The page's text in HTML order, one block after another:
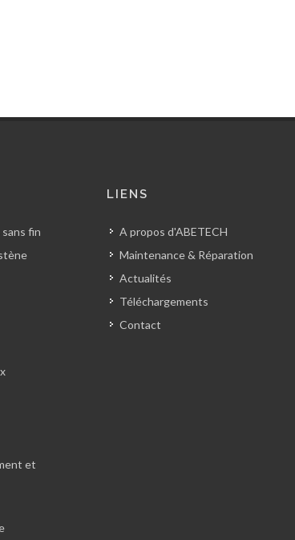
fin
et
LIENS
A propos d'ABETECH
Maintenance & Réparation
Actualités
Téléchargements
Contact